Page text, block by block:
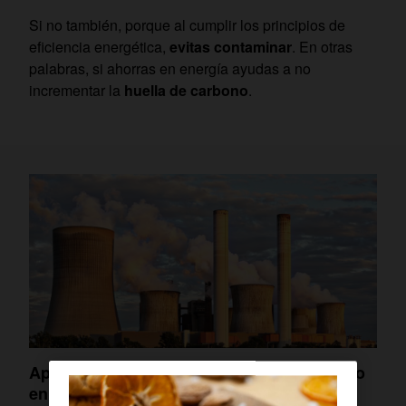
Si no también, porque al cumplir los principios de
eficiencia energética, evitas contaminar. En otras
palabras, si ahorras en energía ayudas a no
incrementar la huella de carbono.
Aprende cómo reducir la huella de carbono
en tu vida diaria